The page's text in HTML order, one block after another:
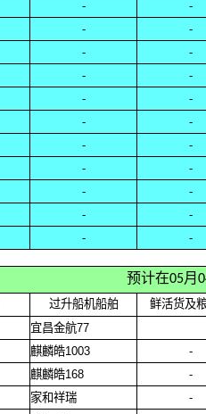
-
-
-
-
-
-
-
-
-
-
-
-
-
-
-
-
-
-
-
-
- -
预计在05月
过升船机船舶 鲜活货及
宜昌金航77
麒麟皓1003
-
麒麟皓168
-
家和祥瑞
-